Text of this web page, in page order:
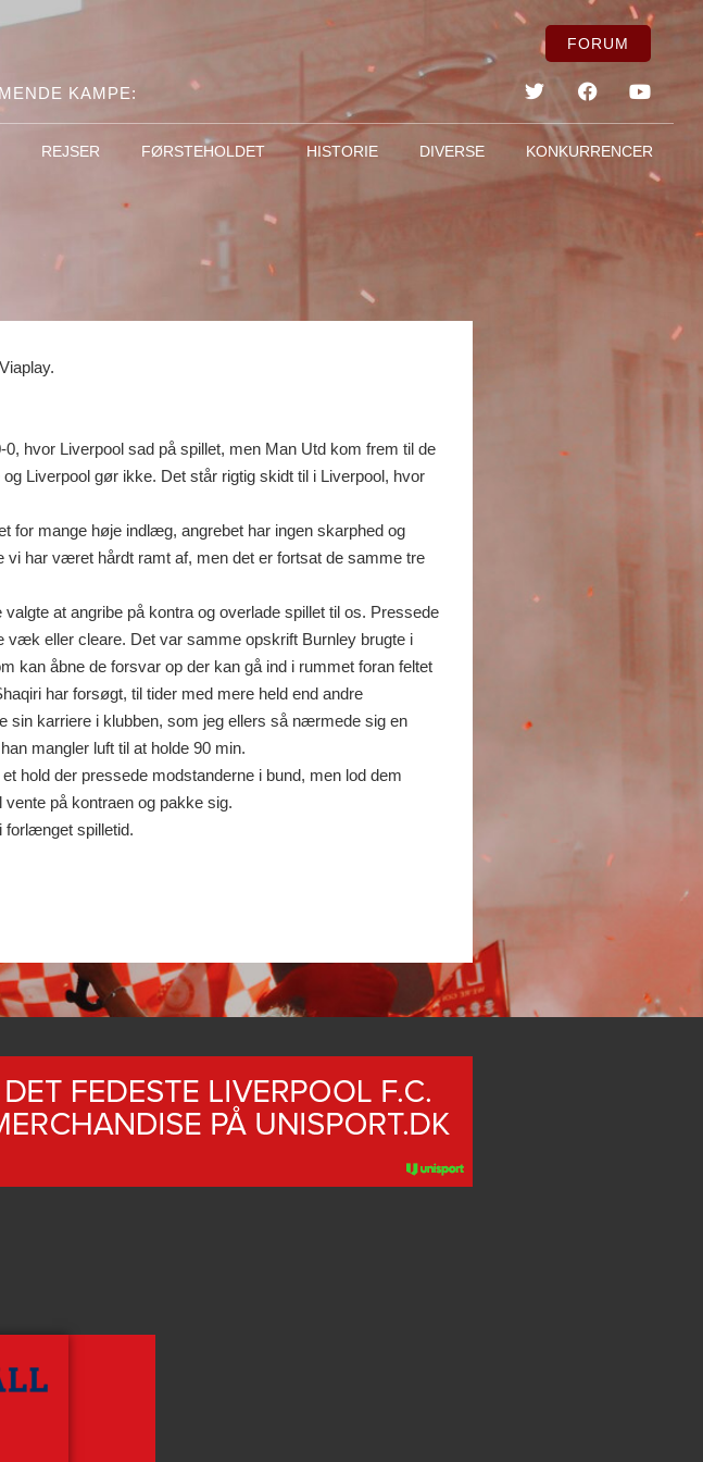
FORUM
KAMPE:
REJSER FØRSTEHOLDET HISTORIE DIVERSE KONKURRENCER
hvor Liverpool sad på spillet, men Man Utd kom frem til de
Liverpool gør ikke. Det står rigtig skidt til i Liverpool, hvor
for mange høje indlæg, angrebet har ingen skarphed og
vi har været hårdt ramt af, men det er fortsat de samme tre
at angribe på kontra og overlade spillet til os. Pressede
væk eller cleare. Det var samme opskrift Burnley brugte i
kan åbne de forsvar op der kan gå ind i rummet foran feltet
har forsøgt, til tider med mere held end andre
karriere i klubben, som jeg ellers så nærmede sig en
mangler luft til at holde 90 min.
hold der pressede modstanderne i bund, men lod dem
på kontraen og pakke sig.
forlænget spilletid.